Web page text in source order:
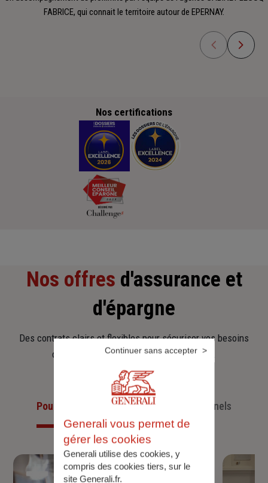
FABRICE, qui connait le territoire autour de EPERNAY.
Nos certifications
Nos offres d'assurance et
d'épargne
Des contrats clairs et flexibles pour sécuriser vos besoins
d’aujourd’hui et anticiper ceux de demain.
Pour les particuliersPour les professionnels
Generali vous permet de
gérer les cookies
Generali utilise des cookies, y
compris des cookies tiers, sur le
site Generali.fr.
Continuer sans accepter